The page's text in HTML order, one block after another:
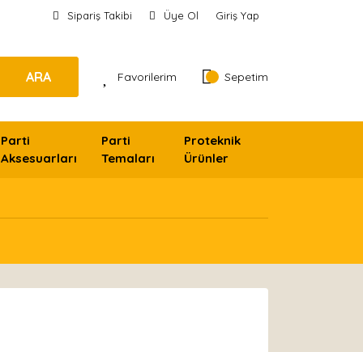
Sipariş Takibi Üye Ol Giriş Yap
ARA Favorilerim Sepetim
Parti
Aksesuarları
Parti
Temaları
Proteknik
Ürünler